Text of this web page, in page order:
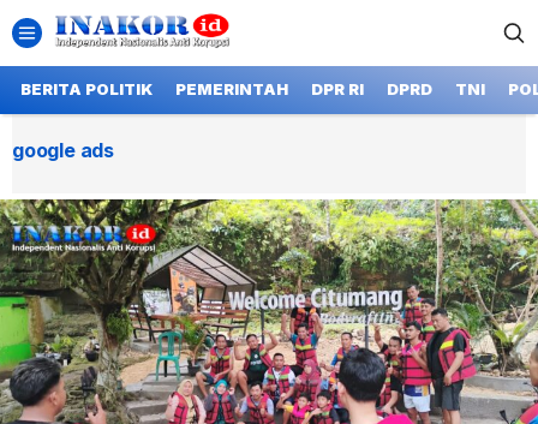
BERITA POLITIK PEMERINTAH DPR RI DPRD TNI
google ads